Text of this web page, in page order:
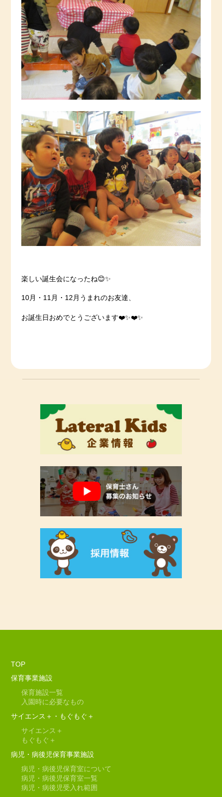
楽しい誕生会になったね😊✨
10月・11月・12月うまれのお友達、
お誕生日おめでとうございます❤️✨❤️✨
TOP
保育事業施設
保育施設一覧
入園時に必要なもの
サイエンス＋・もぐもぐ＋
サイエンス＋
もぐもぐ＋
病児・病後児保育事業施設
病児・病後児保育室について
病児・病後児保育室一覧
病児・病後児受入れ範囲